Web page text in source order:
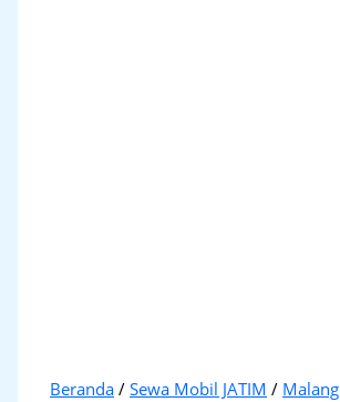
Beranda /Sewa Mobil JATIM / Malang